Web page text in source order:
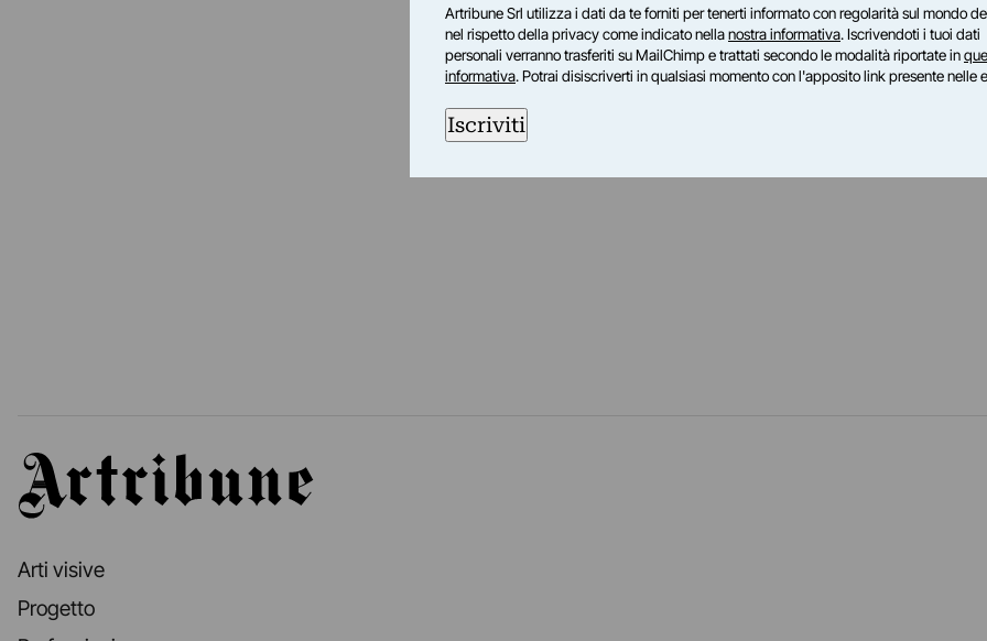
Artribune
Arti visive
Progetto
Artribune Srl utilizza i dati da te forniti per tenerti informato con regolarità sul mondo
nel rispetto della privacy come indicato nellanostra informativa. Iscrivendoti i tuoi dati
personali verranno trasferiti su MailChimp e trattati secondo le modalità riportate in
informativa. Potrai disiscriverti in qualsiasi momento con l'apposito link presente nelle
Iscriviti